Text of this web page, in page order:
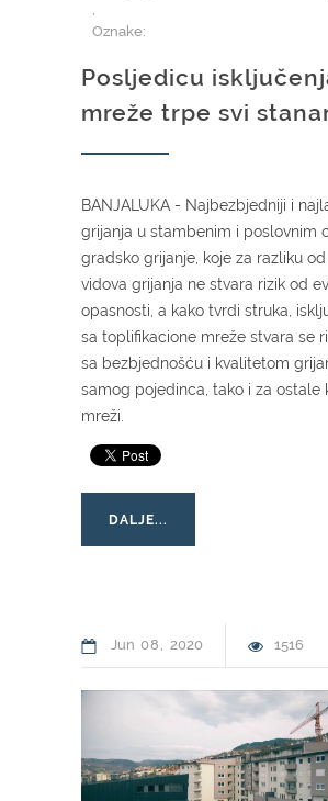
,
Oznake:
Posljedicu
mreže trpe svi
BANJALUKA - Najbezbjedniji i
grijanja u stambenim i poslovnim
gradsko grijanje, koje za razliku
vidova grijanja ne stvara rizik od
opasnosti, a kako tvrdi struka,
sa toplifikacione mreže stvara se
sa bezbjednošću i kvalitetom
samog pojedinca, tako i za ostale
mreži.
DALJE...
Jun 08 2020 1516